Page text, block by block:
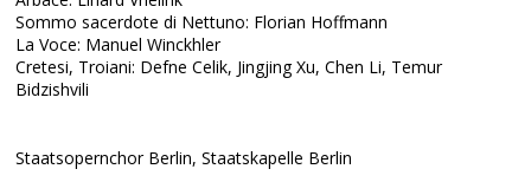
Sommo sacerdote di Nettuno: Florian Hoffmann
La Voce: Manuel Winckhler
Cretesi, Troiani: Defne Celik, Jingjing Xu, Chen Li, Temur
Bidzishvili
Staatsopernchor Berlin, Staatskapelle Berlin